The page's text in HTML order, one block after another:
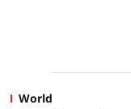
World